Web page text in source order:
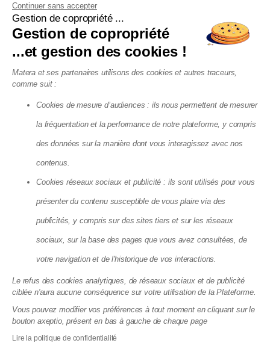
Incendies dans des immeubles cet été
2026 : ce que la loi impose vraiment à
votre syndic
03.08.2026
Climatisation en copropriété en 2026 :
ce que la canicule a vraiment changé
23.07.2026
Continuer sans accepter
Gestion de copropriété ...
Gestion de copropriété
...et gestion des cookies !
Matera et ses partenaires utilisons des cookies et autres traceurs,
comme suit :
Cookies de mesure d’audiences : ils nous permettent de mesurer
la fréquentation et la performance de notre plateforme, y compris
des données sur la manière dont vous interagissez avec nos
contenus.
Cookies réseaux sociaux et publicité : ils sont utilisés pour vous
présenter du contenu susceptible de vous plaire via des
publicités, y compris sur des sites tiers et sur les réseaux
sociaux, sur la base des pages que vous avez consultées, de
votre navigation et de l'historique de vos interactions.
Le refus des cookies analytiques, de réseaux sociaux et de publicité
ciblée n'aura aucune conséquence sur votre utilisation de la Plateforme.
Vous pouvez modifier vos préférences à tout moment en cliquant sur le
bouton axeptio, présent en bas à gauche de chaque page
Lire la politique de confidentialité